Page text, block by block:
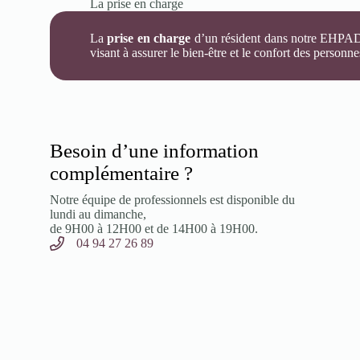
La prise en charge
Laprise en charge d’un résident dans notre
visant à assurer le bien-être et le confort des
Besoin d’une information
complémentaire ?
Notre équipe de professionnels est disponible du
lundi au dimanche,
de 9H00 à 12H00 et de 14H00 à 19H00.
04 94 27 26 89